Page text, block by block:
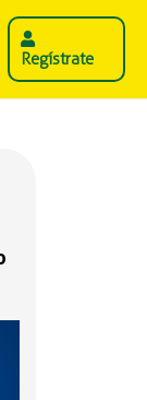
Regístrate